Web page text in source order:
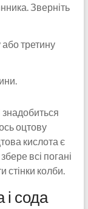
Зверніть
третину
знадобиться
оцтову
кислота є
всі погані
стінки колби.
сода